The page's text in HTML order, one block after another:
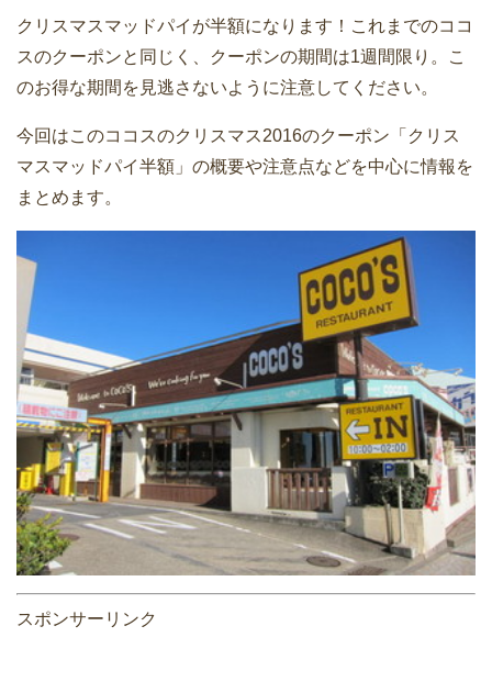
クリスマスマッドパイが半額になります！これまでのココ
スのクーポンと同じく、クーポンの期間は1週間限り。こ
のお得な期間を見逃さないように注意してください。
今回はこのココスのクリスマス2016のクーポン「クリス
マスマッドパイ半額」の概要や注意点などを中心に情報を
まとめます。
スポンサーリンク